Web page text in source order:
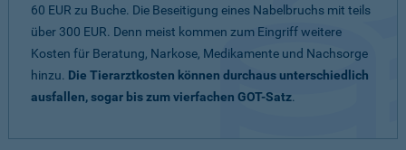
60 EUR zu Buche. Die Beseitigung eines Nabelbruchs mit teils
über 300 EUR. Denn meist kommen zum Eingriff weitere
Kosten für Beratung, Narkose, Medikamente und Nachsorge
hinzu. Die Tierarztkosten können durchaus unterschiedlich
ausfallen, sogar bis zum vierfachen GOT-Satz.